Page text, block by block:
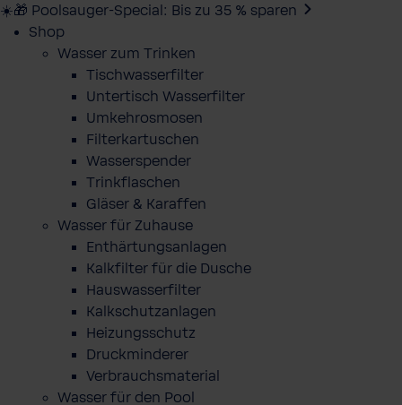
☀️🎁 Poolsauger-Special: Bis zu 35 % sparen
Shop
Wasser zum Trinken
Tischwasserfilter
Untertisch Wasserfilter
Umkehrosmosen
Filterkartuschen
Wasserspender
Trinkflaschen
Gläser & Karaffen
Wasser für Zuhause
Enthärtungsanlagen
Kalkfilter für die Dusche
Hauswasserfilter
Kalkschutzanlagen
Heizungsschutz
Druckminderer
Verbrauchsmaterial
Wasser für den Pool